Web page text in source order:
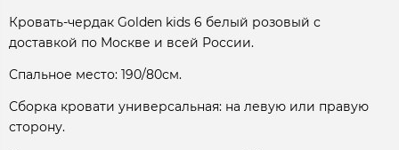
Кровать-чердак Golden kids 6 белый розовый с
доставкой по Москве и всей России.
Спальное место: 190/80см.
Сборка кровати универсальная: на левую или правую
сторону.